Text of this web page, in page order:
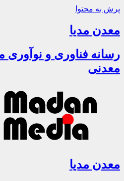
پرش به محتوا
معدن مدیا
رسانه فناوری و نوآوری
معدنی
معدن مدیا